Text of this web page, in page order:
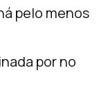
pelo menos
por no